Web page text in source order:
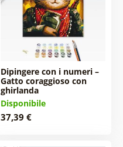
Dipingere con i numeri –
Gatto coraggioso con
ghirlanda
Disponibile
37,39 €